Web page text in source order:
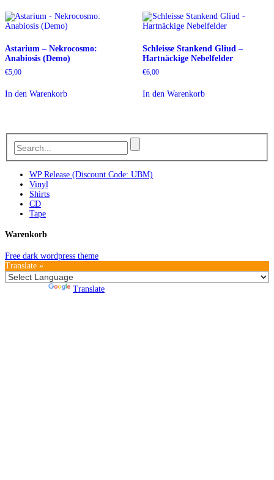
Astarium – Nekrocosmo:
Anabiosis (Demo)
€5,00
In den Warenkorb
Schleisse Stankend Gliud –
Hartnäckige Nebelfelder
€6,00
In den Warenkorb
WP Release (Discount Code: UBM)
Vinyl
Shirts
CD
Tape
Warenkorb
Free dark wordpress theme
Translate »
Translate